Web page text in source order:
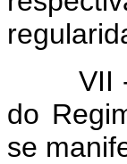
VII -
do
se